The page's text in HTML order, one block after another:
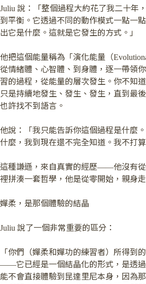
Juliu 說：「整個過程大約花了我二十年
到平衡。它透過不同的動作模式一點一
出它是什麼。這就是它發生的方式。」
他把這個能量稱為「演化能量（
從情緒體、心智體、到身體，逐一帶領
習的過程，從能量的層次發生。你不知
只是持續地發生、發生、發生，直到最
也許找不到語言。
他說：「我只能告訴你這個過程是什麼
什麼，我到現在還不完全知道。我不打算
這種謙遜，來自真實的經歷——他沒有
裡拼湊一套哲學，他是從零開始，親身
嬋柔，是那個體驗的結晶
Juliu 說了一個非常重要的區分：
「你們（嬋柔和嬋功的練習者）所得到
——它已經是一個結晶化的形式，是透
能不會直接體驗到昆達里尼本身，因為